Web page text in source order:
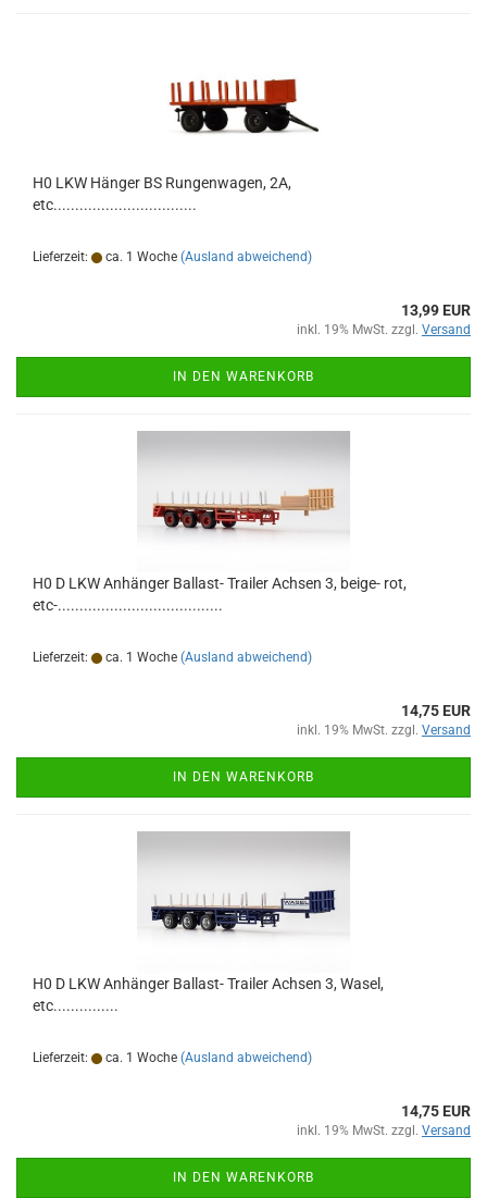
H0 LKW Hänger BS Rungenwagen, 2A,
etc.................................
Lieferzeit: ca. 1 Woche (Ausland abweichend)
13,99 EUR
inkl. 19% MwSt. zzgl. Versand
IN DEN WARENKORB
H0 D LKW Anhänger Ballast- Trailer Achsen 3, beige- rot,
etc-......................................
Lieferzeit: ca. 1 Woche (Ausland abweichend)
14,75 EUR
inkl. 19% MwSt. zzgl. Versand
IN DEN WARENKORB
H0 D LKW Anhänger Ballast- Trailer Achsen 3, Wasel,
etc...............
Lieferzeit: ca. 1 Woche (Ausland abweichend)
14,75 EUR
inkl. 19% MwSt. zzgl. Versand
IN DEN WARENKORB